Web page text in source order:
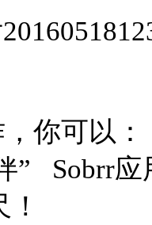
你可以：
” Sobrr